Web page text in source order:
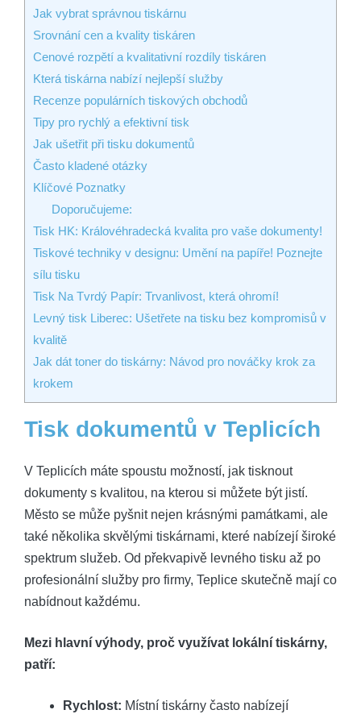
Jak vybrat správnou tiskárnu
Srovnání cen a kvality tiskáren
Cenové rozpětí a kvalitativní rozdíly tiskáren
Která tiskárna nabízí nejlepší služby
Recenze populárních tiskových obchodů
Tipy pro rychlý a efektivní tisk
Jak ušetřit při tisku dokumentů
Často kladené otázky
Klíčové Poznatky
Doporučujeme:
Tisk HK: Královéhradecká kvalita pro vaše dokumenty!
Tiskové techniky v designu: Umění na papíře! Poznejte
sílu tisku
Tisk Na Tvrdý Papír: Trvanlivost, která ohromí!
Levný tisk Liberec: Ušetřete na tisku bez kompromisů v
kvalitě
Jak dát toner do tiskárny: Návod pro nováčky krok za
krokem
Tisk dokumentů v Teplicích
V Teplicích máte spoustu možností, jak tisknout
dokumenty s kvalitou, na kterou si můžete být jistí.
Město se může pyšnit nejen krásnými památkami, ale
také několika skvělými tiskárnami, které nabízejí široké
spektrum služeb. Od překvapivě levného tisku až po
profesionální služby pro firmy, Teplice skutečně mají co
nabídnout každému.
Mezi hlavní výhody, proč využívat lokální tiskárny,
patří:
Rychlost: Místní tiskárny často nabízejí